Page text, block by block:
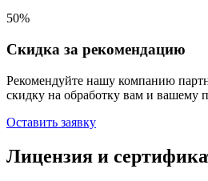
50%
Скидка за рекомендацию
Рекомендуйте нашу компанию
скидку на обработку вам и вашему
Оставить заявку
Лицензия и